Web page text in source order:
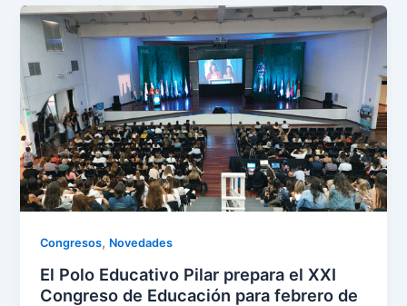
Congresos, Novedades
El Polo Educativo Pilar prepara el XXI
Congreso de Educación para febrero de